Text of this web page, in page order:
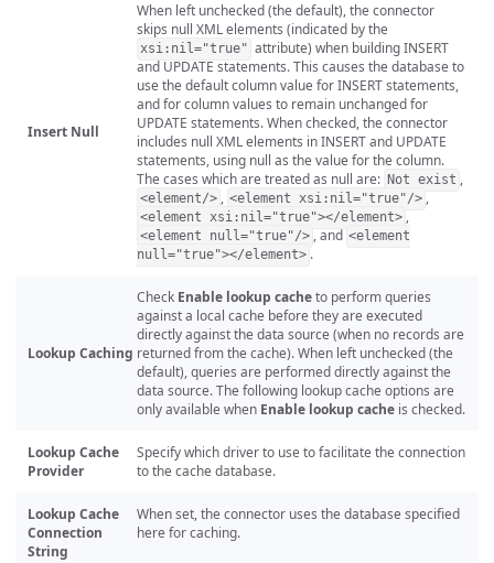
Insert Null
When left unchecked (the default), the connector
skips null XML elements (indicated by the
xsi:nil="true" attribute) when building INSERT
and UPDATE statements. This causes the database to
use the default column value for INSERT statements,
and for column values to remain unchanged for
UPDATE statements. When checked, the connector
includes null XML elements in INSERT and UPDATE
statements, using null as the value for the column.
The cases which are treated as null are: Not exist ,
<element/> , <element xsi:nil="true"/> ,
<element xsi:nil="true"></element> ,
<element null="true"/> , and <element
null="true"></element> .
Lookup Caching
Check Enable lookup cacheto perform queries
against a local cache before they are executed
directly against the data source (when no records are
returned from the cache). When left unchecked (the
default), queries are performed directly against the
data source. The following lookup cache options are
only available when Enable lookup cache is checked.
Lookup Cache
Provider
Specify which driver to use to facilitate the connection
to the cache database.
Lookup Cache
Connection
String
When set, the connector uses the database specified
here for caching.